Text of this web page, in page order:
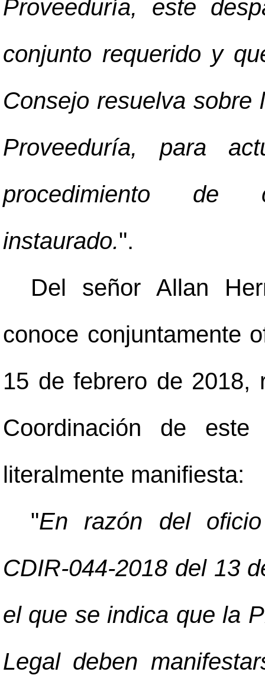
Proveeduría, este
conjunto requerido y
Consejo resuelva sobre
Proveeduría, para
procedimiento de
instaurado.".
Del señor Allan
conoce conjuntamente
15 de febrero de 2018,
Coordinación de
literalmente manifiesta:
"En razón del
CDIR-044-2018 del 13
el que se indica que la
Legal deben